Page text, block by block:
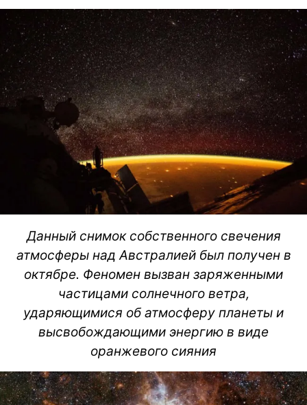
Данный снимок собственного свечения
атмосферы над Австралией был получен в
октябре. Феномен вызван заряженными
частицами солнечного ветра,
ударяющимися об атмосферу планеты и
высвобождающими энергию в виде
оранжевого сияния